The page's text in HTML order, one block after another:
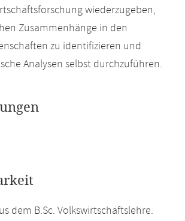
wiederzugeben,
Zusammenhänge in den
zu identifizieren und
Analysen selbst durchzuführen.
dem B.Sc. Volkswirtschaftslehre.